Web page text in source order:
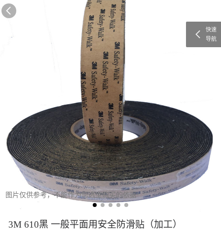
图片仅供参考，不能作为您选型购买的依据!
3M 610黑 一般平面用安全防滑贴（加工）
快速
导航